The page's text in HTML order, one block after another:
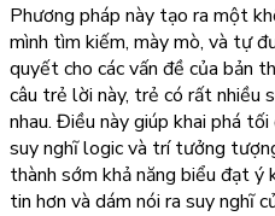
Phương pháp này tạo ra một
mình tìm kiếm, mày mò, và tự
quyết cho các vấn đề của bản
câu trẻ lời này, trẻ có rất nhiều
nhau. Điều này giúp khai phá
suy nghĩ logic và trí tưởng
thành sớm khả năng biểu đạt
tin hơn và dám nói ra suy nghĩ